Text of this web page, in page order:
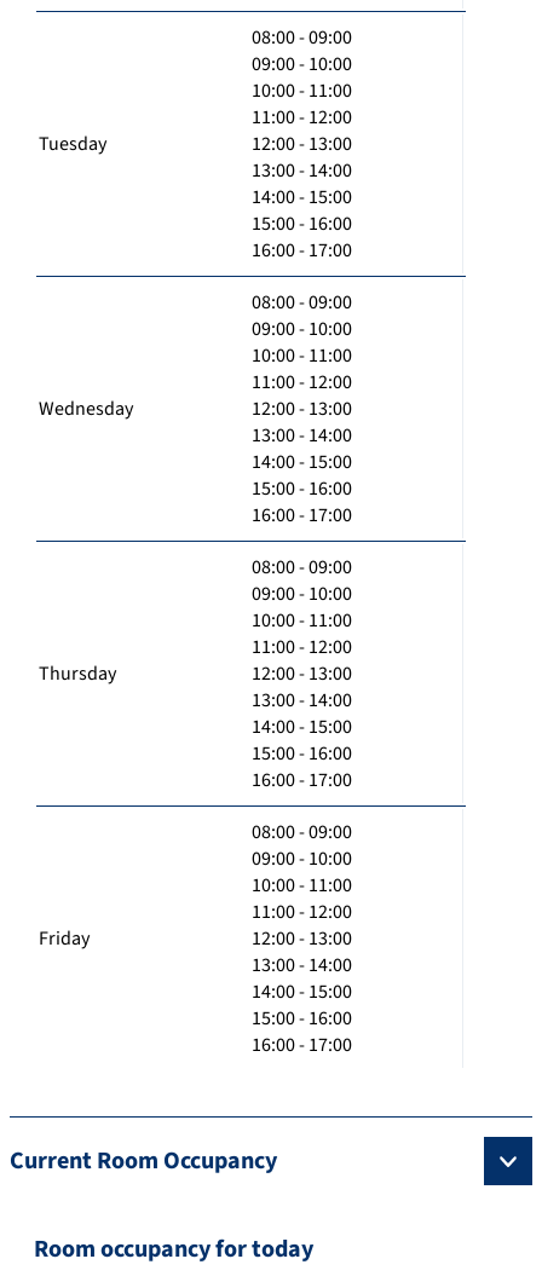
Tuesday
08:00 - 09:00
09:00 - 10:00
10:00 - 11:00
11:00 - 12:00
12:00 - 13:00
13:00 - 14:00
14:00 - 15:00
15:00 - 16:00
16:00 - 17:00
Wednesday
08:00 - 09:00
09:00 - 10:00
10:00 - 11:00
11:00 - 12:00
12:00 - 13:00
13:00 - 14:00
14:00 - 15:00
15:00 - 16:00
16:00 - 17:00
Thursday
08:00 - 09:00
09:00 - 10:00
10:00 - 11:00
11:00 - 12:00
12:00 - 13:00
13:00 - 14:00
14:00 - 15:00
15:00 - 16:00
16:00 - 17:00
Friday
08:00 - 09:00
09:00 - 10:00
10:00 - 11:00
11:00 - 12:00
12:00 - 13:00
13:00 - 14:00
14:00 - 15:00
15:00 - 16:00
16:00 - 17:00
Current Room Occupancy
Room occupancy for today